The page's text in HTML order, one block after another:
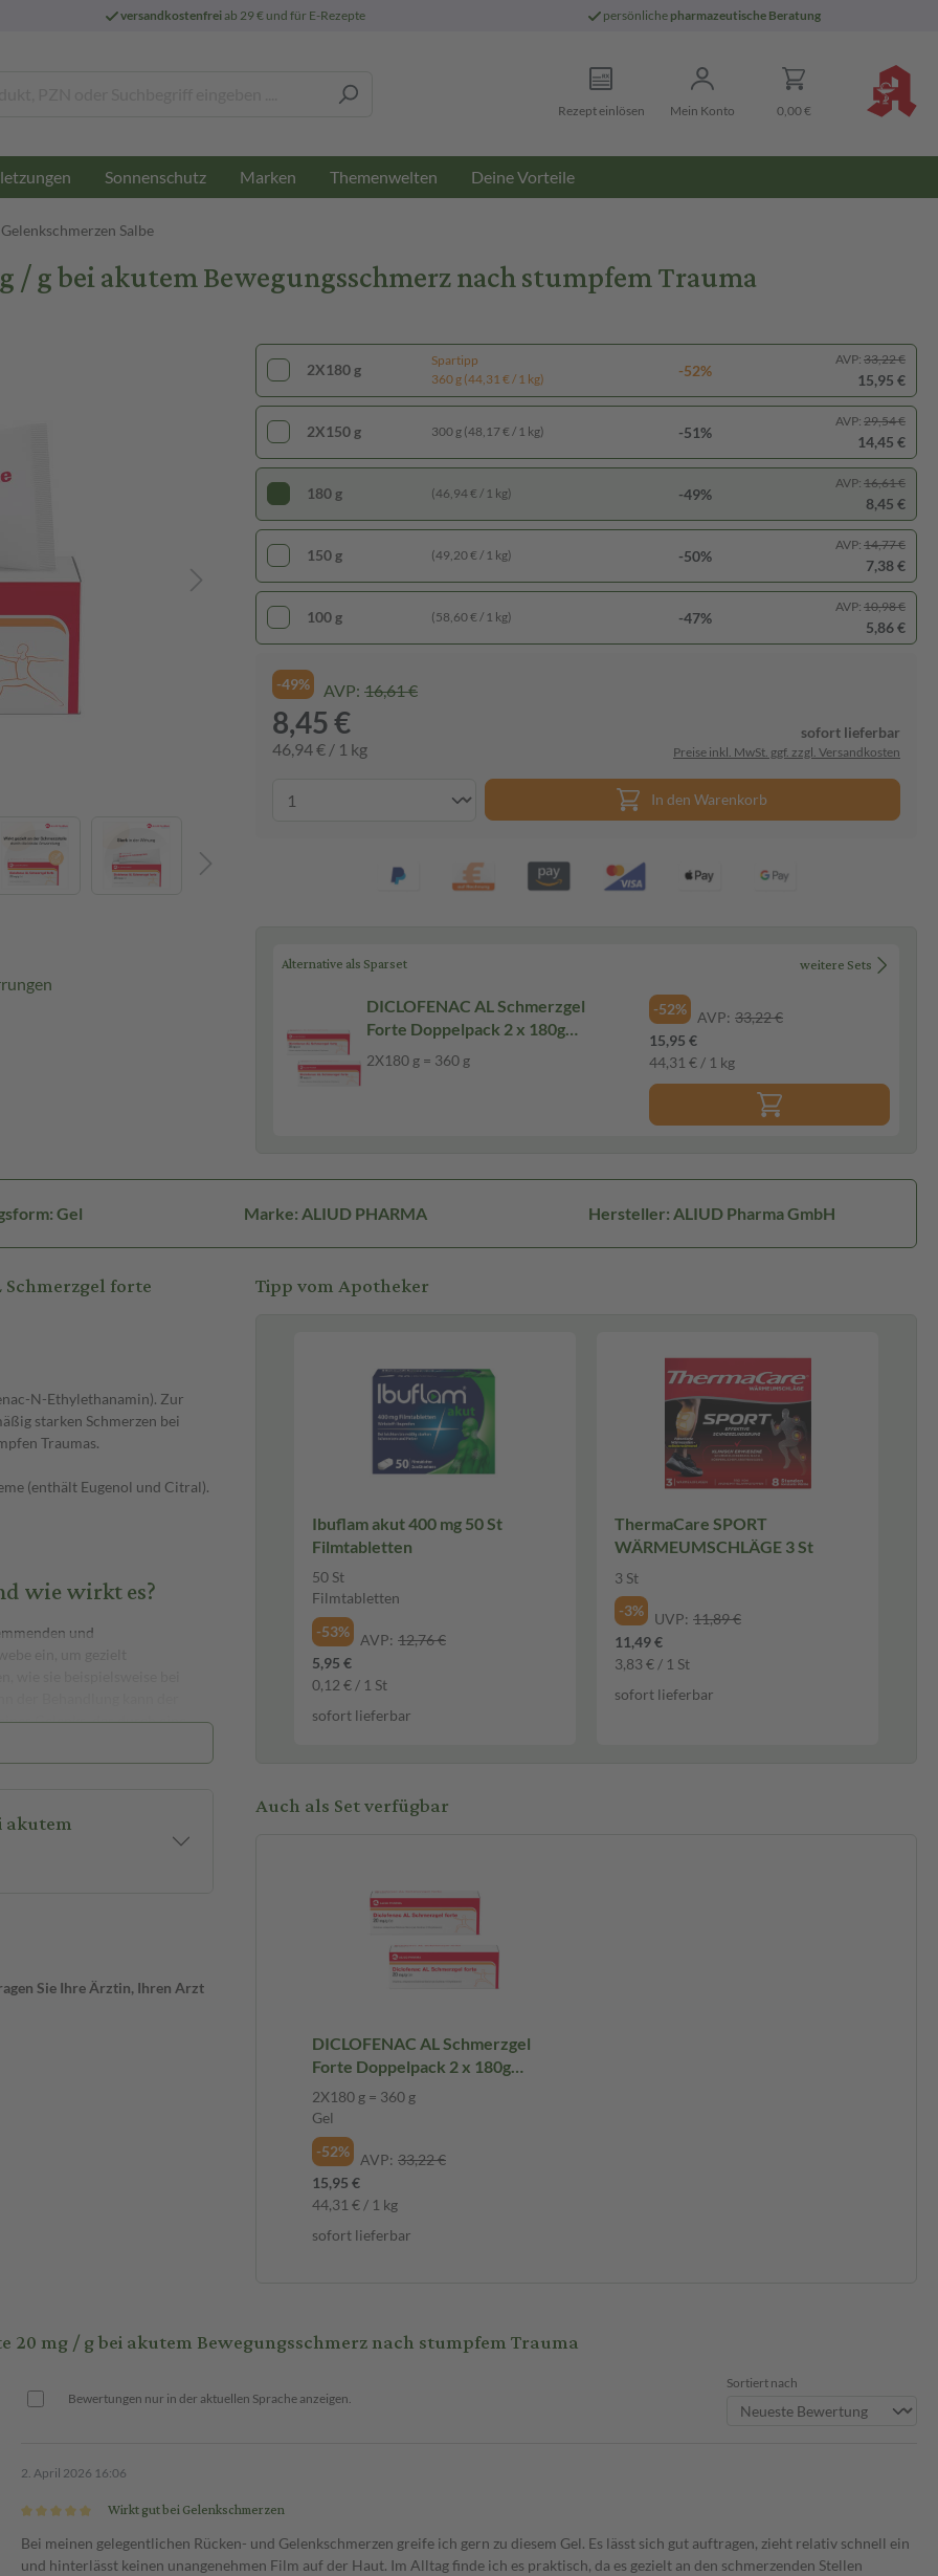
versandkostenfreiab 29 € und für E-Rezepte persönliche pharmazeutische Beratung
Rezept einlösen Mein Konto 0,00 €
Sonnenschutz Marken Themenwelten Deine Vorteile
Gelenkschmerzen Salbe
/ g bei akutem Bewegungsschmerz nach stumpfem Trauma
2X180 g
Spartipp
360 g (44,31 € / 1 kg)
-52%
AVP: 33,22 €
15,95 €
2X150 g 300 g (48,17 € / 1 kg) -51%
AVP: 29,54 €
14,45 €
180 g (46,94 € / 1 kg) -49%
AVP: 16,61 €
8,45 €
150 g (49,20 € / 1 kg) -50%
AVP: 14,77 €
7,38 €
100 g (58,60 € / 1 kg) -47%
AVP: 10,98 €
5,86 €
-49% AVP: 16,61 €
8,45 €
46,94 € / 1 kg
sofort lieferbar
Preise inkl. MwSt. ggf. zzgl. Versandkosten
In den Warenkorb
Alternative als Sparset weitere Sets
DICLOFENAC AL Schmerzgel
Forte Doppelpack 2 x 180g
2X180 g Gel
2X180 g = 360 g
-52% AVP: 33,22 €
15,95 €
44,31 € / 1 kg
Gel Marke: ALIUD PHARMA Hersteller: ALIUD Pharma GmbH
forte
N-Ethylethanamin). Zur
starken Schmerzen bei
Traumas.
(enthält Eugenol und Citral).
wie wirkt es?
und
Gelenks, das durch eine
AL Schmerzgel forte hat
Haut einreiben.
Schmerzgel forte zweimal
160 mg Diclofenac-
Kontakt mit
akutem
Sie Ihre Ärztin, Ihren Arzt
Tipp vom Apotheker
Ibuflam akut 400 mg 50 St
Filmtabletten
50 St
Filmtabletten
-53%
AVP: 12,76 €
5,95 €
0,12 € / 1 St
sofort lieferbar
ThermaCare SPORT
WÄRMEUMSCHLÄGE 3 St
3 St
-3%
UVP: 11,89 €
11,49 €
3,83 € / 1 St
sofort lieferbar
Auch als Set verfügbar
DICLOFENAC AL Schmerzgel
Forte Doppelpack 2 x 180g
2X180 g Gel
2X180 g = 360 g
Gel
-52%
AVP: 33,22 €
15,95 €
44,31 € / 1 kg
sofort lieferbar
mg / g bei akutem Bewegungsschmerz nach stumpfem Trauma
Bewertungen nur in der aktuellen Sprache anzeigen.
Sortiert nach
2. April 2026 16:06
Wirkt gut bei Gelenkschmerzen
Bei meinen gelegentlichen Rücken- und Gelenkschmerzen greife ich gern zu diesem Gel. Es lässt sich gut auftragen, zieht relativ schnell ein
und hinterlässt keinen unangenehmen Film auf der Haut. Im Alltag finde ich es praktisch, da es gezielt an den schmerzenden Stellen